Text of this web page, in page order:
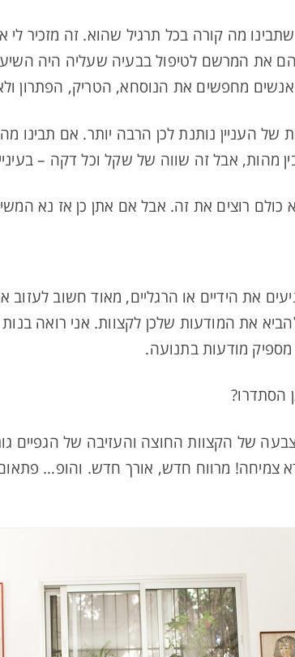
שתבינו מה קורה בכל תרגיל שהוא. זה מזכיר
את המרשם לטיפול בבעיה שעליה היה
מחפשים את הנוסחא, הטריק, הפתרון
של העניין נותנת לכן הרבה יותר. אם תבינו
מהות, אבל זה שווה של שקל וכל דקה –
כולם רוצים את זה. אבל אם אתן כן אז נא
את הידיים או הרגליים, מאוד חשוב
את המודעות שלכן לקצוות. אני רואה
מספיק מודעות בתנועה.
הסתדרו?
של הקצוות החוצה והעזיבה של הגפיים
צמיחה! מרווח חדש, אורך חדש. והופ…